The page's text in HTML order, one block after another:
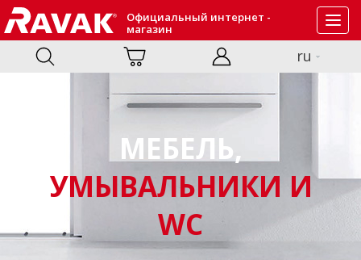
Официальный интернет -
магазин
ru
МЕБЕЛЬ,
УМЫВАЛЬНИКИ И
WC